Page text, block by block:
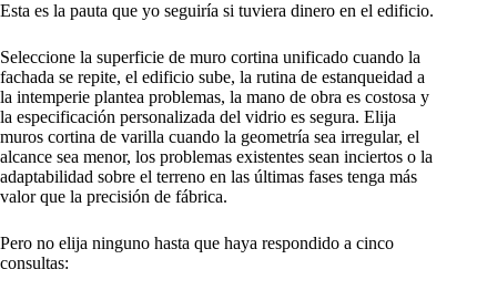
Esta es la pauta que yo seguiría si tuviera dinero en el edificio.
Seleccione la superficie de muro cortina unificado cuando la
fachada se repite, el edificio sube, la rutina de estanqueidad a
la intemperie plantea problemas, la mano de obra es costosa y
la especificación personalizada del vidrio es segura. Elija
muros cortina de varilla cuando la geometría sea irregular, el
alcance sea menor, los problemas existentes sean inciertos o la
adaptabilidad sobre el terreno en las últimas fases tenga más
valor que la precisión de fábrica.
Pero no elija ninguno hasta que haya respondido a cinco
consultas: